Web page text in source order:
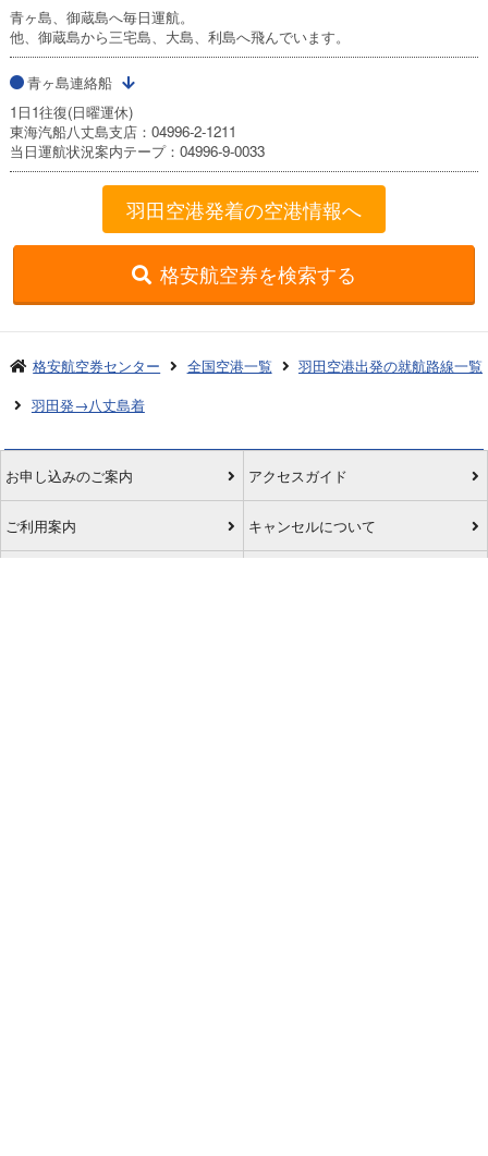
青ヶ島、御蔵島へ毎日運航。
他、御蔵島から三宅島、大島、利島へ飛んでいます。
青ヶ島連絡船
1日1往復(日曜運休)
東海汽船八丈島支店：04996-2-1211
当日運航状況案内テープ：04996-9-0033
羽田空港発着の空港情報へ
格安航空券を検索する
格安航空券センター 全国空港一覧
羽田空港出発の就航路線一覧
羽田発→八丈島着
お申し込みのご案内 アクセスガイド
ご利用案内 キャンセルについて